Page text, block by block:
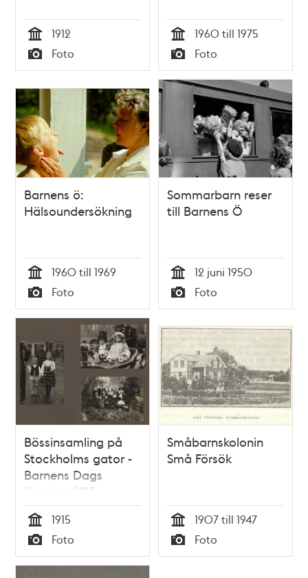
Tid
1912
Typ
Foto Tid
1960 till 1975
Typ
Foto
Barnens ö:
Hälsoundersökning
Tid
1960 till 1969
Typ
Foto
Sommarbarn reser
till Barnens Ö
Tid
12 juni 1950
Typ
Foto
Bössinsamling på
Stockholms gator -
Barnens Dags
förening 1915
Tid
1915
Typ
Foto
Småbarnskolonin
Små Försök
Tid
1907 till 1947
Typ
Foto